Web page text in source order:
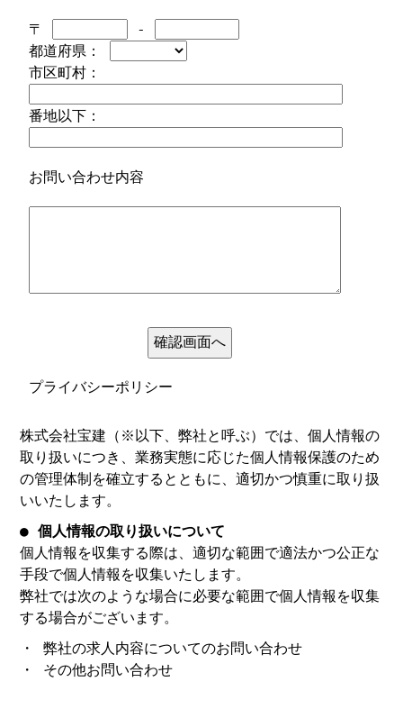
〒
-
都道府県：
市区町村：
番地以下：
お問い合わせ内容
プライバシーポリシー
株式会社宝建（※以下、弊社と呼ぶ）では、個人情報の
取り扱いにつき、業務実態に応じた個人情報保護のため
の管理体制を確立するとともに、適切かつ慎重に取り扱
いいたします。
● 個人情報の取り扱いについて
個人情報を収集する際は、適切な範囲で適法かつ公正な
手段で個人情報を収集いたします。
弊社では次のような場合に必要な範囲で個人情報を収集
する場合がございます。
・ 弊社の求人内容についてのお問い合わせ
・ その他お問い合わせ